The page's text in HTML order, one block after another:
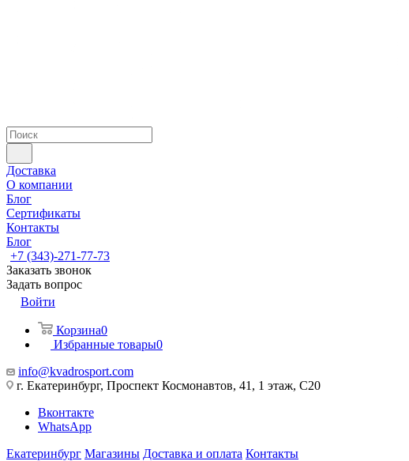
Доставка
О компании
Блог
Сертификаты
Контакты
Блог
+7 (343)-271-77-73
Заказать звонок
Задать вопрос
Войти
Корзина0
Избранные товары0
info@kvadrosport.com
г. Екатеринбург, Проспект Космонавтов, 41, 1 этаж, С20
Вконтакте
WhatsApp
Екатеринбург Магазины Доставка и оплата Контакты